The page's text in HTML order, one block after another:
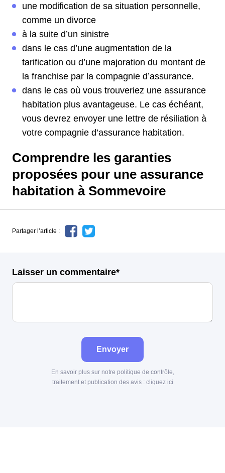
une modification de sa situation personnelle,
comme un divorce
à la suite d’un sinistre
dans le cas d’une augmentation de la
tarification ou d’une majoration du montant de
la franchise par la compagnie d’assurance.
dans le cas où vous trouveriez une assurance
habitation plus avantageuse. Le cas échéant,
vous devrez envoyer une lettre de résiliation à
votre compagnie d’assurance habitation.
Comprendre les garanties
proposées pour une assurance
habitation à Sommevoire
Partager l’article :
Laisser un commentaire*
Envoyer
En savoir plus sur notre politique de contrôle,
traitement et publication des avis : cliquez ici